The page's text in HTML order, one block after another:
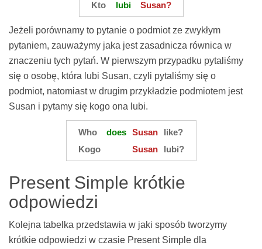
Kto lubi Susan?
Jeżeli porównamy to pytanie o podmiot ze zwykłym
pytaniem, zauważymy jaka jest zasadnicza równica w
znaczeniu tych pytań. W pierwszym przypadku pytaliśmy
się o osobę, która lubi Susan, czyli pytaliśmy się o
podmiot, natomiast w drugim przykładzie podmiotem jest
Susan i pytamy się kogo ona lubi.
Who does Susan
like?
Kogo
Susan lubi?
Present Simple krótkie
odpowiedzi
Kolejna tabelka przedstawia w jaki sposób tworzymy
krótkie odpowiedzi w czasie Present Simple dla